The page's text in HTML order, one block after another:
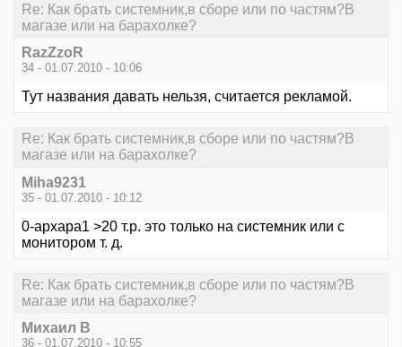
Re: Как брать системник,в сборе или по частям?В
магазе или на барахолке?
RazZzoR
34 - 01.07.2010 - 10:06
Тут названия давать нельзя, считается рекламой.
Re: Как брать системник,в сборе или по частям?В
магазе или на барахолке?
Miha9231
35 - 01.07.2010 - 10:12
0-архара1 >20 т.р. это только на системник или с
монитором т. д.
Re: Как брать системник,в сборе или по частям?В
магазе или на барахолке?
Михаил В
36 - 01.07.2010 - 10:55